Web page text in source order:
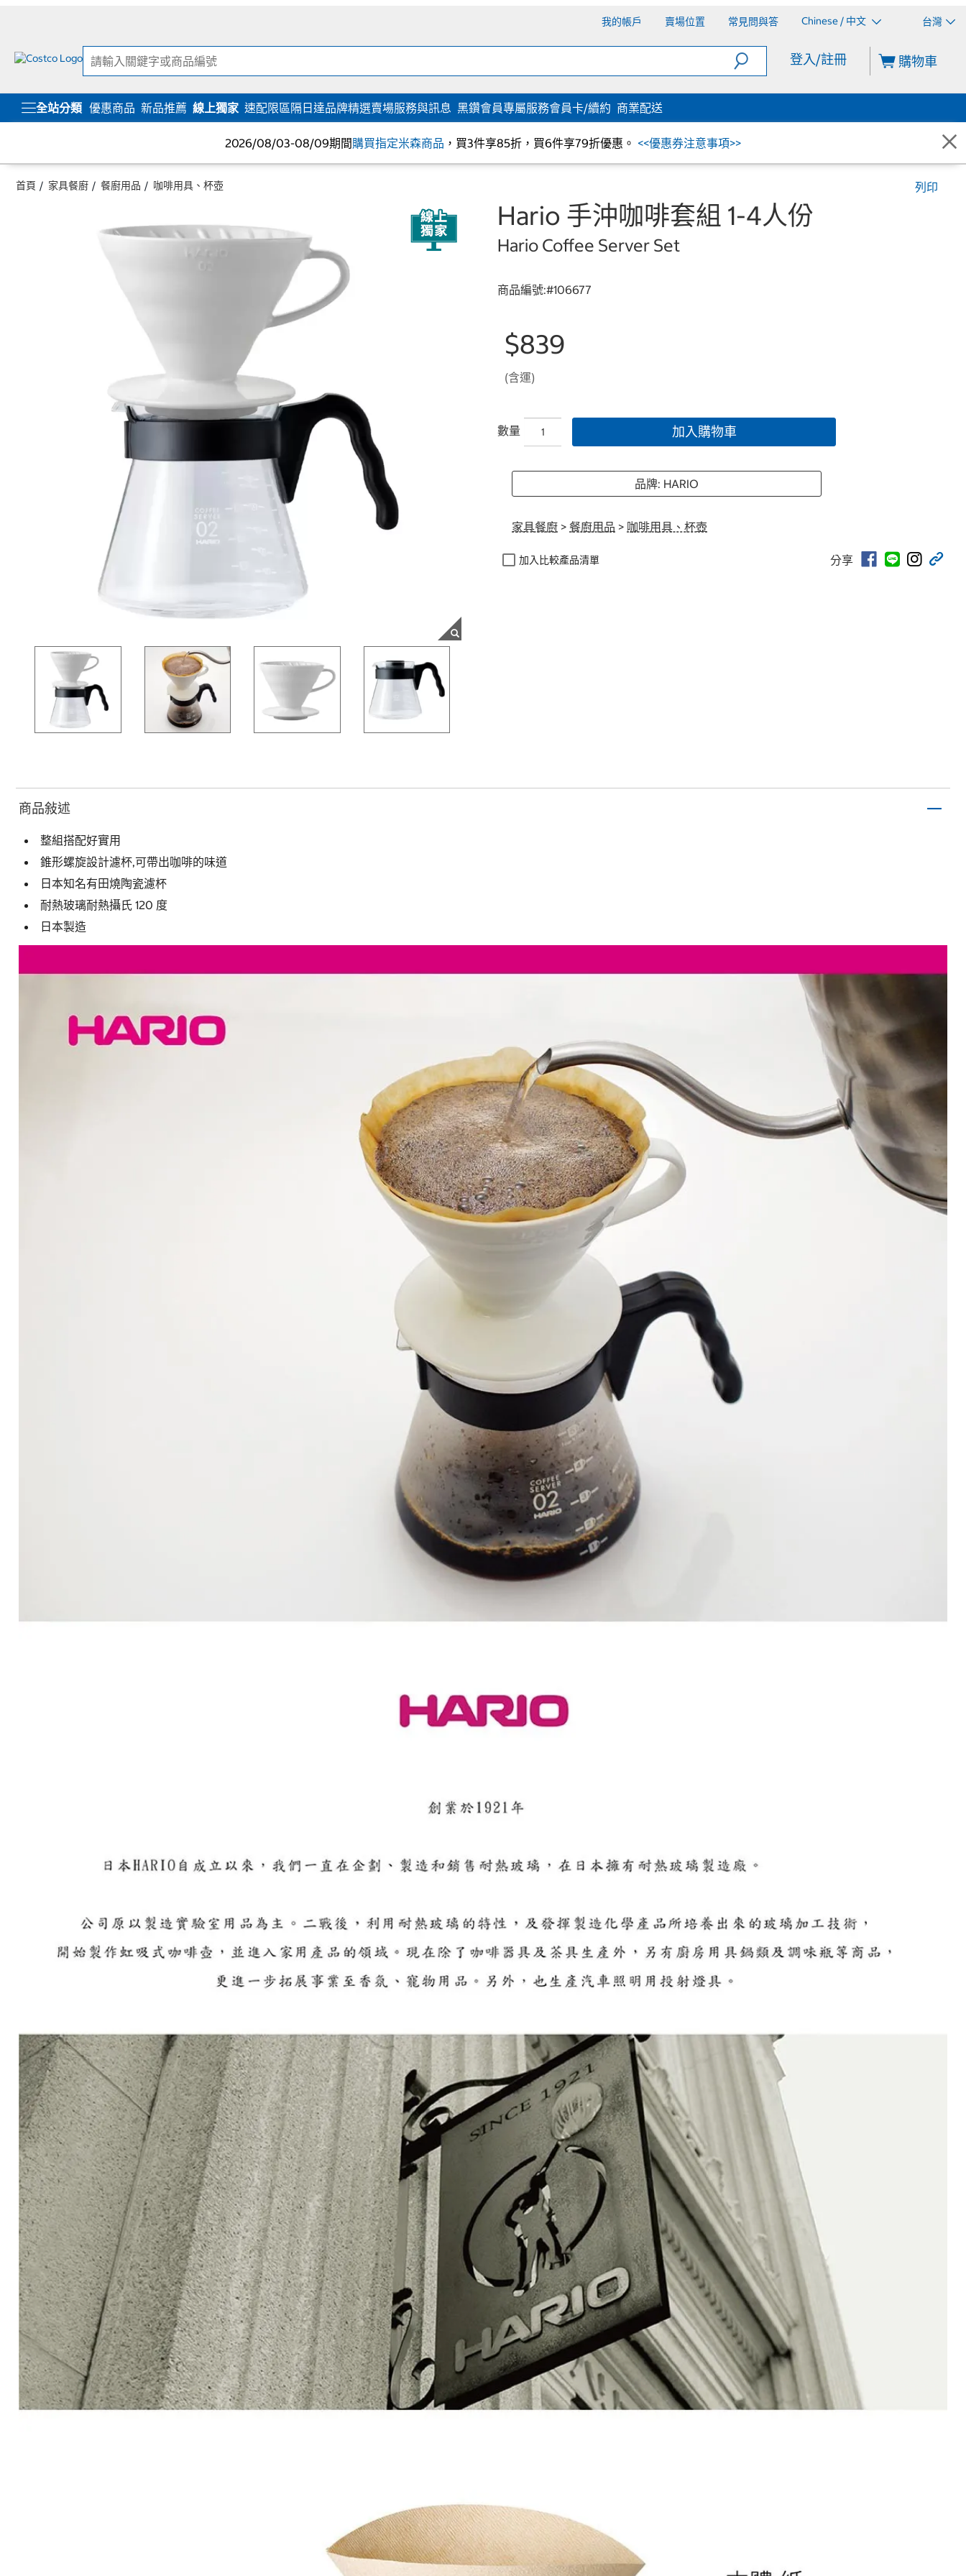
我的帳戶 賣場位置 常見問與答 Chinese / 中文 台灣
登入/註冊 購物車
全站分類 優惠商品 新品推薦 線上獨家 速配限區隔日達品牌精選賣場服務與訊息 黑鑽會員專屬服務會員卡/續約 商業配送
2026/08/03-08/09期間購買指定米森商品 ，買3件享85折，買6件享79折優惠。 <<優惠券注意事項>>
首頁 家具餐廚 餐廚用品 咖啡用具、杯壺 列印
Hario 手沖咖啡套組 1-4人份
Hario Coffee Server Set
商品編號:#106677
$839
(含運)
數量 加入購物車
品牌: HARIO
家具餐廚 > 餐廚用品 > 咖啡用具、杯壺
加入比較產品清單 分享
商品敍述
整組搭配好實用
錐形螺旋設計濾杯,可帶出咖啡的味道
日本知名有田燒陶瓷濾杯
耐熱玻璃耐熱攝氏 120 度
日本製造